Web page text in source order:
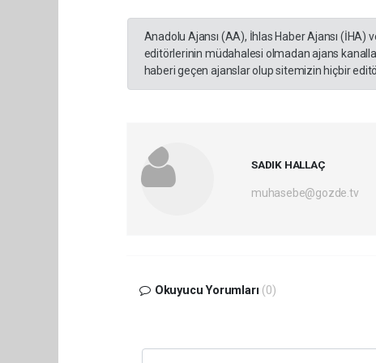
Anadolu Ajansı (AA), İhlas Haber Ajansı
editörlerinin müdahalesi olmadan ajans
haberi geçen ajanslar olup sitemizin hiçbir
SADIK HALLAÇ
muhasebe@gozde.tv
Okuyucu Yorumları (0)